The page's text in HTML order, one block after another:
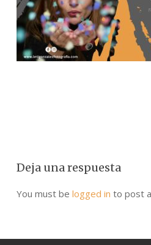
Deja una respuesta
You must be logged in to post